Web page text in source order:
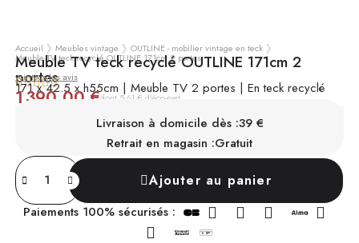
Accueil Meubles vintage OUTLINE - mobilier vintage en teck
Meuble TV teck recyclé OUTLINE 171cm 2 portes
Meuble TV teck recyclé OUTLINE 171cm 2
portes

voir tous les avis
171 x 42.5 x h55cm | Meuble TV 2 portes | En teck recyclé
1 390,00 €dont 5,61 € d'éco-partTTC
SUR COMMANDE
Chez vous sous 12 à 16 semaines
Livraison à domicile dès :39 €
Retrait en magasin :Gratuit
Ajouter au panier
Paiements 100% sécurisés :